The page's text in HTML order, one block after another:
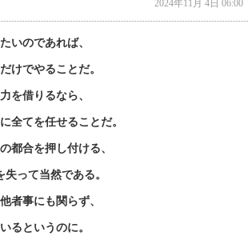
2024年11月 4日 06:00
いのであれば、
けでやることだ。
を借りるなら、
全てを任せることだ。
都合を押し付ける、
って当然である。
者事にも関らず、
るというのに。